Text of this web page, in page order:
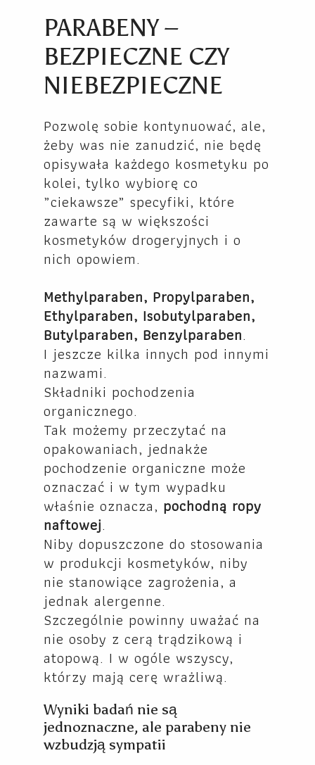
PARABENY –
BEZPIECZNE CZY
NIEBEZPIECZNE
Pozwolę sobie kontynuować, ale,
żeby was nie zanudzić, nie będę
opisywała każdego kosmetyku po
kolei, tylko wybiorę co
„ciekawsze” specyfiki, które
zawarte są w większości
kosmetyków drogeryjnych i o
nich opowiem.
Methylparaben, Propylparaben,
Ethylparaben, Isobutylparaben,
Butylparaben, Benzylparaben.
I jeszcze kilka innych pod innymi
nazwami.
Składniki pochodzenia
organicznego.
Tak możemy przeczytać na
opakowaniach, jednakże
pochodzenie organiczne może
oznaczać i w tym wypadku
właśnie oznacza, pochodną ropy
naftowej.
Niby dopuszczone do stosowania
w produkcji kosmetyków, niby
nie stanowiące zagrożenia, a
jednak alergenne.
Szczególnie powinny uważać na
nie osoby z cerą trądzikową i
atopową. I w ogóle wszyscy,
którzy mają cerę wrażliwą.
Wyniki badań nie są
jednoznaczne, ale parabeny nie
wzbudzją sympatii